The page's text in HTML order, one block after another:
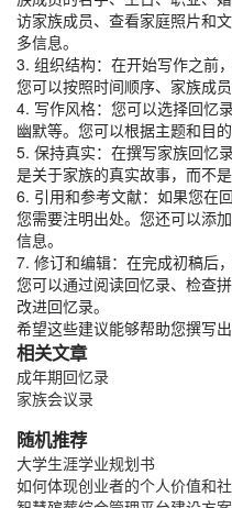
访家族成员、查看家庭照片和
多信息。
3. 组织结构：在开始写作之前
您可以按照时间顺序、家族成
4. 写作风格：您可以选择回忆
幽默等。您可以根据主题和目
5. 保持真实：在撰写家族回忆
是关于家族的真实故事，而不是
6. 引用和参考文献：如果您在
您需要注明出处。您还可以添
信息。
7. 修订和编辑：在完成初稿后
您可以通过阅读回忆录、检查
改进回忆录。
希望这些建议能够帮助您撰写
相关文章
成年期回忆录
家族会议录
随机推荐
大学生涯学业规划书
如何体现创业者的个人价值和